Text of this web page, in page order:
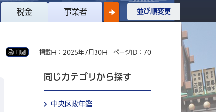
税金 事業者 並び順変更
印刷 掲載日：2025年7月30日 ページID：70
同じカテゴリから探す
中央区政年鑑